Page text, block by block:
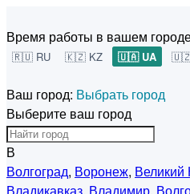
Время работы в вашем
🇷🇺 RU 🇰🇿 KZ 🇺🇦 UA 🇺🇿
Ваш город: Выбрать город
Выберите ваш город
В
Волгоград, Воронеж, Великий